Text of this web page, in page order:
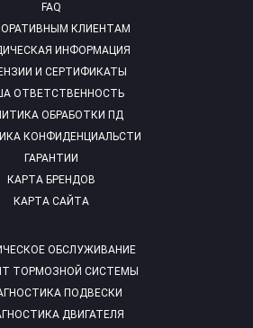
FAQ
ОБСЛУЖИВАНИЕ
ТОРМОЗНОЙ СИСТЕМЫ
ПОДВЕСКИ
ДВИГАТЕЛЯ
КЛИЕНТАМ
ИНФОРМАЦИЯ
И СЕРТИФИКАТЫ
ОТВЕТСТВЕННОСТЬ
ОБРАБОТКИ ПД
КОНФИДЕНЦИАЛЬСТИ
ГАРАНТИИ
КАРТА БРЕНДОВ
КАРТА САЙТА